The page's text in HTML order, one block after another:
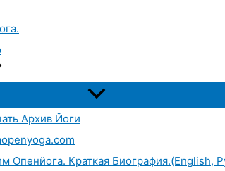
Переключатель
меню
Архив Йоги
Опенйога. Краткая Биография.(English,